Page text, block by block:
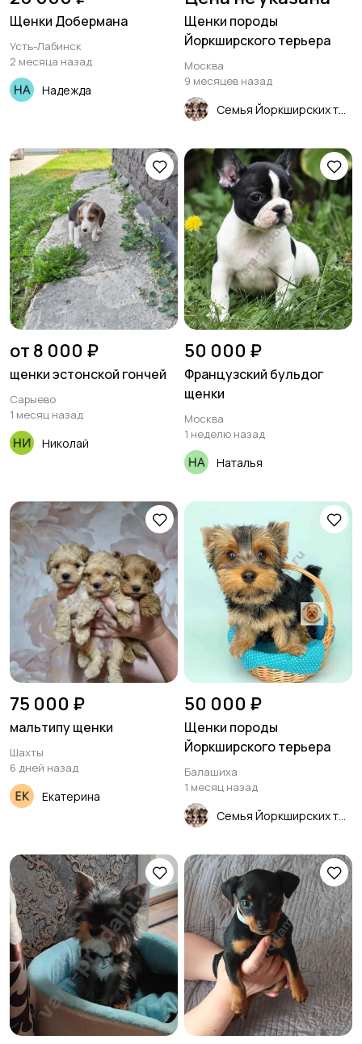
Щенки Добермана
Усть-Лабинск
2 месяца назад
Надежда
Щенки породы
Йоркширского терьера
Москва
9 месяцев назад
от 8 000 ₽
щенки эстонской гончей
Сарыево
1 месяц назад
Николай
50 000 ₽
Французский бульдог
щенки
Москва
1 неделю назад
Наталья
75 000 ₽
мальтипу щенки
Шахты
6 дней назад
Екатерина
50 000 ₽
Щенки породы
Йоркширского терьера
Балашиха
1 месяц назад